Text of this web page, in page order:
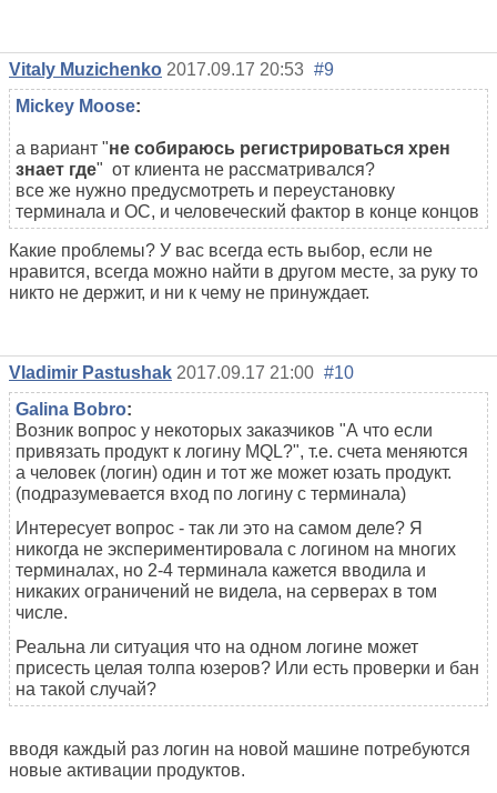
Vitaly Muzichenko 2017.09.17 20:53 #9
Mickey Moose:
а вариант "не собираюсь регистрироваться хрен
знает где" от клиента не рассматривался?
все же нужно предусмотреть и переустановку
терминала и ОС, и человеческий фактор в конце концов
Какие проблемы? У вас всегда есть выбор, если не
нравится, всегда можно найти в другом месте, за руку то
никто не держит, и ни к чему не принуждает.
Vladimir Pastushak 2017.09.17 21:00 #10
Galina Bobro:
Возник вопрос у некоторых заказчиков "А что если
привязать продукт к логину MQL?", т.е. счета меняются
а человек (логин) один и тот же может юзать продукт.
(подразумевается вход по логину с терминала)
Интересует вопрос - так ли это на самом деле? Я
никогда не экспериментировала с логином на многих
терминалах, но 2-4 терминала кажется вводила и
никаких ограничений не видела, на серверах в том
числе.
Реальна ли ситуация что на одном логине может
присесть целая толпа юзеров? Или есть проверки и бан
на такой случай?
вводя каждый раз логин на новой машине потребуются
новые активации продуктов.